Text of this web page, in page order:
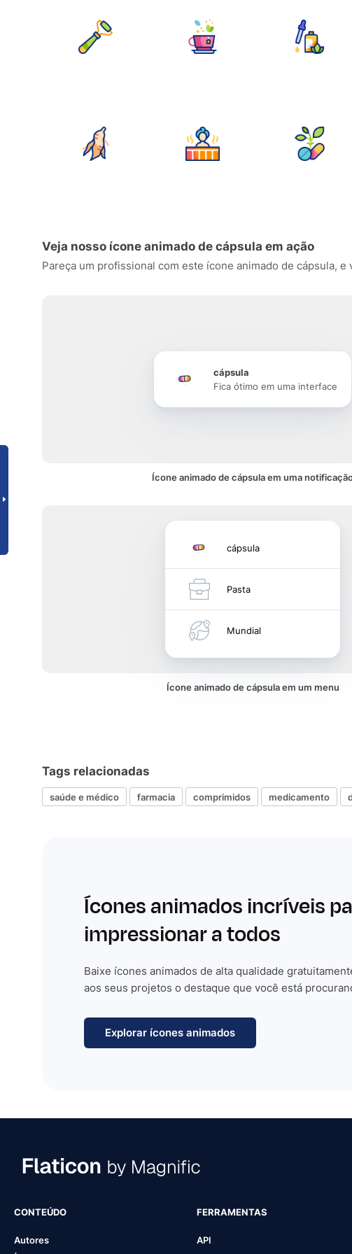
Veja nosso ícone animado de cápsula em ação
Pareça um profissional com este ícone animado de cápsula,
cápsula
Fica ótimo em uma interface
Ícone animado de cápsula em uma
cápsula
Pasta
Mundial
Ícone animado de cápsula em um menu
Tags relacionadas
saúde e médico farmacia comprimidos medicamento
Ícones animados incríveis
impressionar a todos
Baixe ícones animados de alta qualidade
aos seus projetos o destaque que você está
Explorar ícones animados
CONTEÚDO
Autores
FERRAMENTAS
API